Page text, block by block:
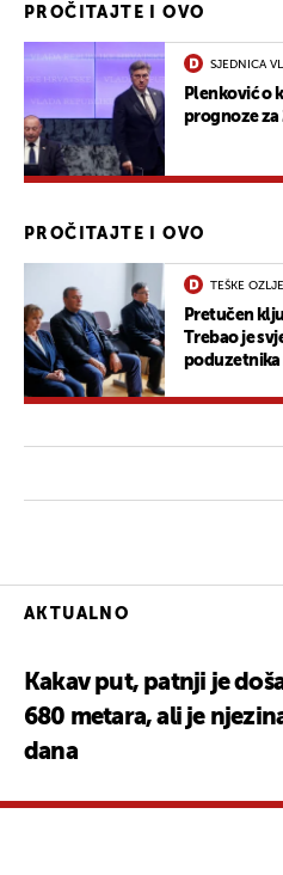
PROČITAJTE I OVO
SJEDNICA
Plenković o
prognoze za
PROČITAJTE I OVO
TEŠKE
Pretučen
Trebao je
poduzetnika
AKTUALNO
Kakav put, patnji je
680 metara, ali je
dana